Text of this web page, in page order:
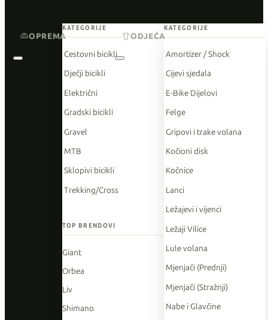
KATEGORIJE
Cestovni bicikli
Dječji bicikli
Električni
Gradski bicikli
Gravel
MTB
Sklopivi bicikli
Trekking/Cross
TOP BRENDOVI
Giant
Orbea
Liv
Shimano
KATEGORIJE
Amortizer / Shock
Cijevi sjedala
E-Bike Dijelovi
Felge
Gripovi i trake volana
Kočioni disk
Kočnice
Lanci
Ležajevi i vijenci
Ležaji Vilice
Lule volana
Mjenjači (Prednji)
Mjenjači (Stražnji)
Nabe i Glavčine
OPREMA ODJEĆA